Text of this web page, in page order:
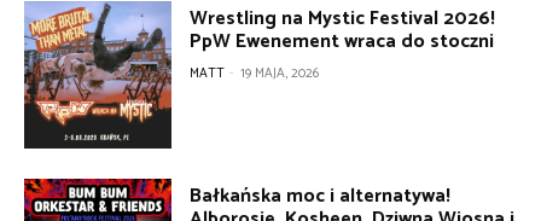
Wrestling na Mystic Festival 2026!
PpW Ewenement wraca do stoczni
MATT - 19 MAJA, 2026
Bałkańska moc i alternatywa!